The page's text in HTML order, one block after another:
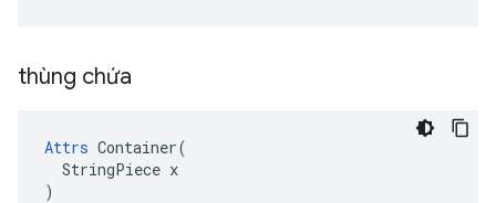
thùng chứa
Attrs Container(
  StringPiece x
)